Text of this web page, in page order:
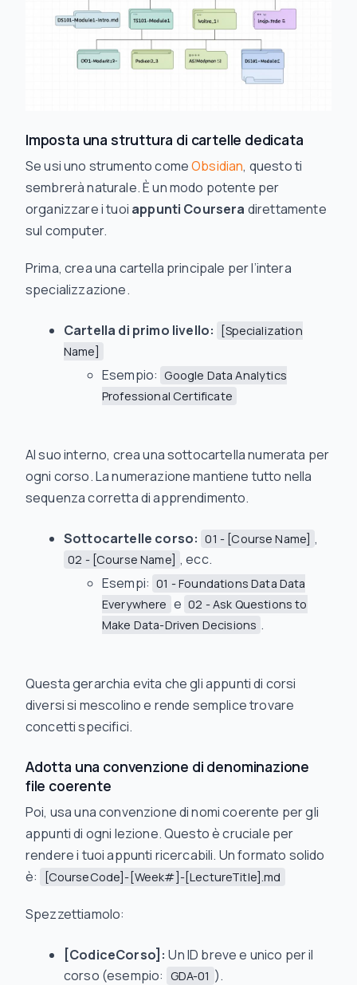
Imposta una struttura di cartelle dedicata
Se usi uno strumento comeObsidian, questo ti
sembrerà naturale. È un modo potente per
organizzare i tuoi appunti Coursera direttamente
sul computer.
Prima, crea una cartella principale per l’intera
specializzazione.
Cartella di primo livello:
[Specialization
Name]
Esempio: Google Data Analytics
Professional Certificate
Al suo interno, crea una sottocartella numerata per
ogni corso. La numerazione mantiene tutto nella
sequenza corretta di apprendimento.
Sottocartelle corso: 01 - [Course Name] ,
02 - [Course Name] , ecc.
Esempi: 01 - Foundations Data Data
Everywhere e 02 - Ask Questions to
Make Data-Driven Decisions .
Questa gerarchia evita che gli appunti di corsi
diversi si mescolino e rende semplice trovare
concetti specifici.
Adotta una convenzione di denominazione
file coerente
Poi, usa una convenzione di nomi coerente per gli
appunti di ogni lezione. Questo è cruciale per
rendere i tuoi appunti ricercabili. Un formato solido
è:
[CourseCode]-[Week#]-[LectureTitle].md
Spezzettiamolo:
[CodiceCorso]: Un ID breve e unico per il
corso (esempio: GDA-01 ).